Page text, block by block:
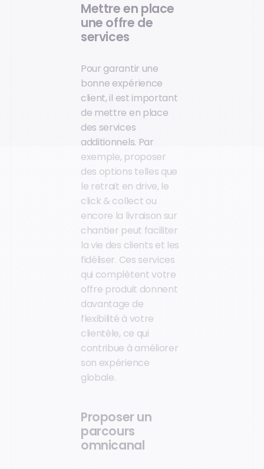
Mettre en place
une offre de
services
Pour garantir une
bonne expérience
client, il est important
de mettre en place
des services
additionnels. Par
exemple, proposer
des options telles que
le retrait en drive, le
click & collect ou
encore la livraison sur
chantier peut faciliter
la vie des clients et les
fidéliser. Ces services
qui complètent votre
offre produit donnent
davantage de
flexibilité à votre
clientèle, ce qui
contribue à améliorer
son expérience
globale.
Proposer un
parcours
omnicanal